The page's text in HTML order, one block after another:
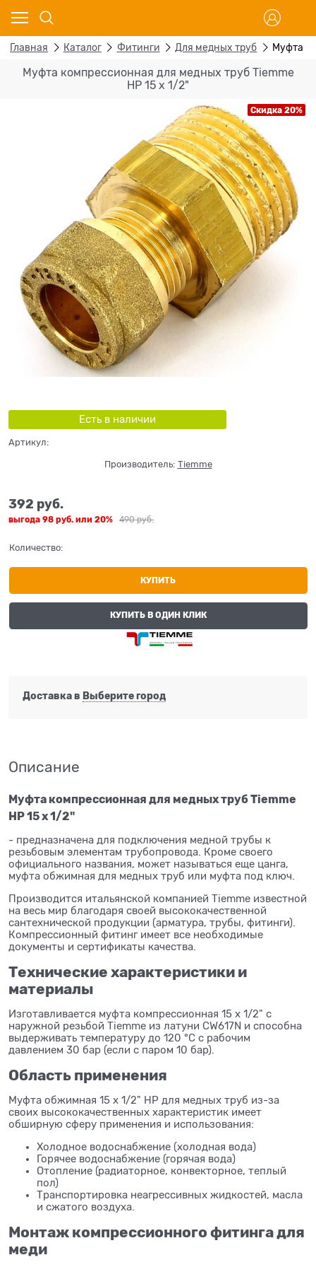
Главная Каталог Фитинги Для медных труб Муфта
Муфта компрессионная для медных труб Tiemme
НР 15 х 1/2"
Скидка 20%
Есть в наличии
Артикул:
Производитель: Tiemme
490 руб.
392 руб.
выгода 98 руб. или 20%
Количество:
КУПИТЬ
КУПИТЬ В ОДИН КЛИК
Доставка в Выберите город
Описание
Муфта компрессионная для медных труб Tiemme
НР 15 х 1/2"
- предназначена для подключения медной трубы к
резьбовым элементам трубопровода. Кроме своего
официального названия, может называться еще цанга,
муфта обжимная для медных труб или муфта под ключ.
Производится итальянской компанией Tiemme известной
на весь мир благодаря своей высококачественной
сантехнической продукции (арматура, трубы, фитинги).
Компрессионный фитинг имеет все необходимые
документы и сертификаты качества.
Технические характеристики и
материалы
Изготавливается муфта компрессионная 15 x 1/2" с
наружной резьбой Tiemme из латуни CW617N и способна
выдерживать температуру до 120 °C с рабочим
давлением 30 бар (если с паром 10 бар).
Область применения
Муфта обжимная 15 x 1/2" НР для медных труб из-за
своих высококачественных характеристик имеет
обширную сферу применения и использования:
Холодное водоснабжение (холодная вода)
Горячее водоснабжение (горячая вода)
Отопление (радиаторное, конвекторное, теплый
пол)
Транспортировка неагрессивных жидкостей, масла
и сжатого воздуха.
Монтаж компрессионного фитинга для
меди